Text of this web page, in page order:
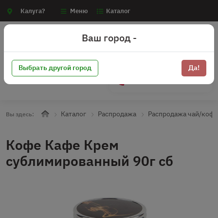
Калуга? Меню Каталог
Вы здесь: Каталог Распродажа Распродажа чай/кофе
Кофе Кафе Крем
сублимированный 90г сб
Ваш город -
Выбрать другой город Да!